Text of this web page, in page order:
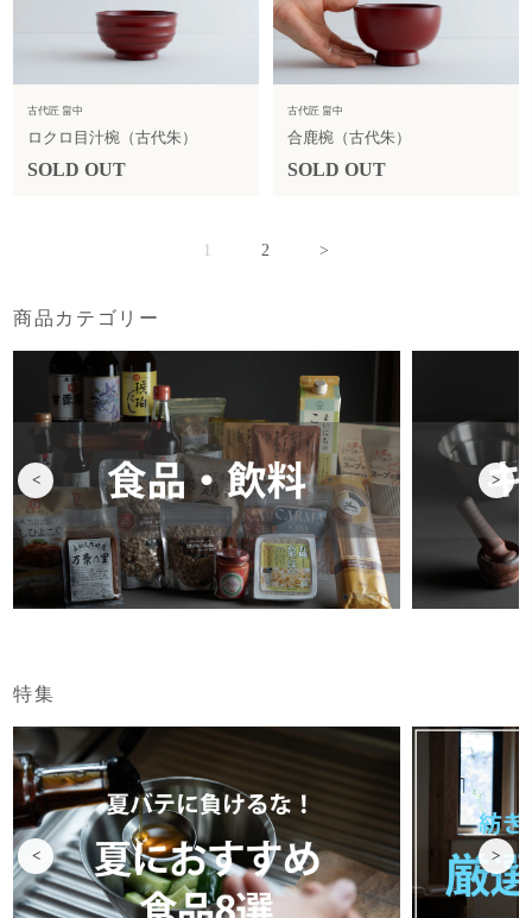
古代匠 畠中
ロクロ目汁椀（古代朱）
SOLD OUT
古代匠 畠中
合鹿椀（古代朱）
SOLD OUT
1 2 >
商品カテゴリー
< >
特集
< >